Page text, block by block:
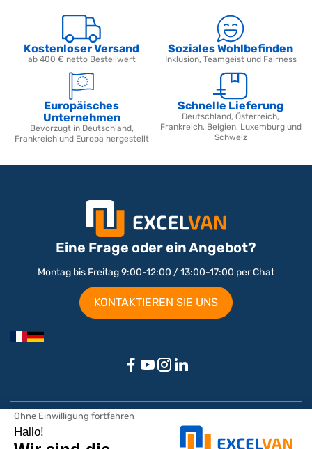
Kostenloser Versand
ab 400 € netto Bestellwert
Soziales Wohlbefinden
Inklusion, Teamgeist und Fairness
Europäisches
Unternehmen
Bevorzugt in Deutschland,
Frankreich und Europa hergestellt
Schnelle Lieferung
Deutschland, Österreich,
Frankreich, Belgien, Luxemburg und
Schweiz
Eine Frage oder ein Angebot?
Montag bis Freitag 9:00-12:00 / 13:00-17:00 per Chat
KONTAKTIEREN SIE UNS
Ausbau nach Marke / Modell
Peugeot Partner Ausbau